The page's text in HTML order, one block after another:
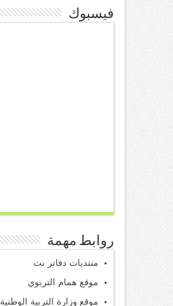
فيسبوك
روابط مهمة
منتديات دفاتر نت
موقع همام التربوي
موقع وزارة التربية الوطنية